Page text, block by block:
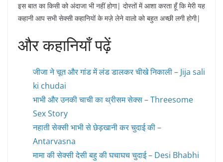
इस बात का किसी को अंदाजा भी नहीं होगा| दोस्तों में आशा करता हूँ कि मेरी यह
कहानी आप सभी सेक्सी कहानियों के मज़े लेने वालो को बहुत अच्छी लगी होगी|
और कहानियाँ पढ़ें
जीजा ने चूत और गांड में लंड डालकर चीखे निकाली – Jija sali
ki chudai
भाभी और उनकी चाची का थ्रीसम सेक्स – Threesome
Sex Story
नहाती सेक्सी भाभी से छेड़खानी कर चुदाई की –
Antarvasna
मामा की सेक्सी देसी बहु की घचाघच चुदाई – Desi Bhabhi